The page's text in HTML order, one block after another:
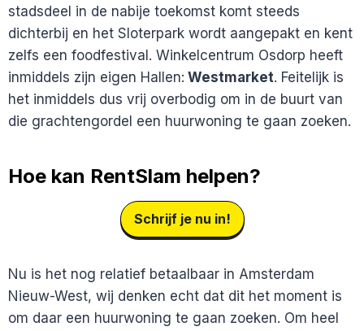
stadsdeel in de nabije toekomst komt steeds
dichterbij en het Sloterpark wordt aangepakt en kent
zelfs een foodfestival. Winkelcentrum Osdorp heeft
inmiddels zijn eigen Hallen: Westmarket. Feitelijk is
het inmiddels dus vrij overbodig om in de buurt van
die grachtengordel een huurwoning te gaan zoeken.
Hoe kan RentSlam helpen?
Schrijf je nu in!
Nu is het nog relatief betaalbaar in Amsterdam
Nieuw-West, wij denken echt dat dit het moment is
om daar een huurwoning te gaan zoeken. Om heel